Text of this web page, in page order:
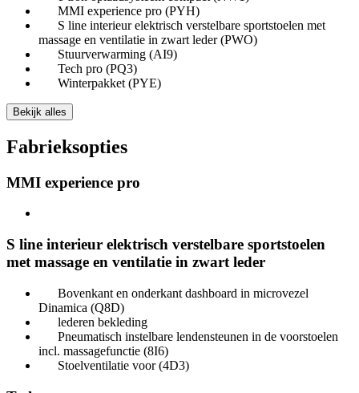
MMI experience pro (PYH)
S line interieur elektrisch verstelbare sportstoelen met
massage en ventilatie in zwart leder (PWO)
Stuurverwarming (AI9)
Tech pro (PQ3)
Winterpakket (PYE)
Bekijk alles
Fabrieksopties
MMI experience pro
S line interieur elektrisch verstelbare sportstoelen
met massage en ventilatie in zwart leder
Bovenkant en onderkant dashboard in microvezel
Dinamica (Q8D)
lederen bekleding
Pneumatisch instelbare lendensteunen in de voorstoelen
incl. massagefunctie (8I6)
Stoelventilatie voor (4D3)